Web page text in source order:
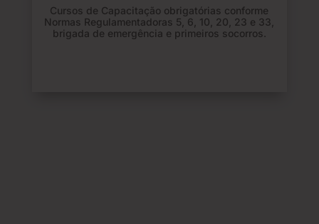
Cursos de Capacitação obrigatórias conforme
Normas Regulamentadoras 5, 6, 10, 20, 23 e 33,
brigada de emergência e primeiros socorros.